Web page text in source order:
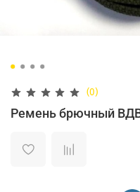
(0)
Ремень брючный